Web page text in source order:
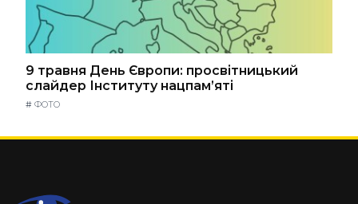
9 травня День Європи: просвітницький
слайдер Інституту нацпам’яті
# ФОТО